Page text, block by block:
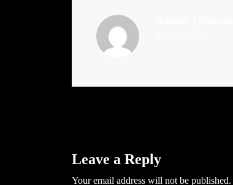
Leave a Reply
Your email address will not be published.